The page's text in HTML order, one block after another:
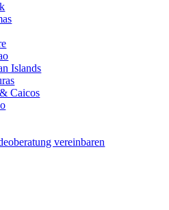
Islands
Caicos
vereinbaren